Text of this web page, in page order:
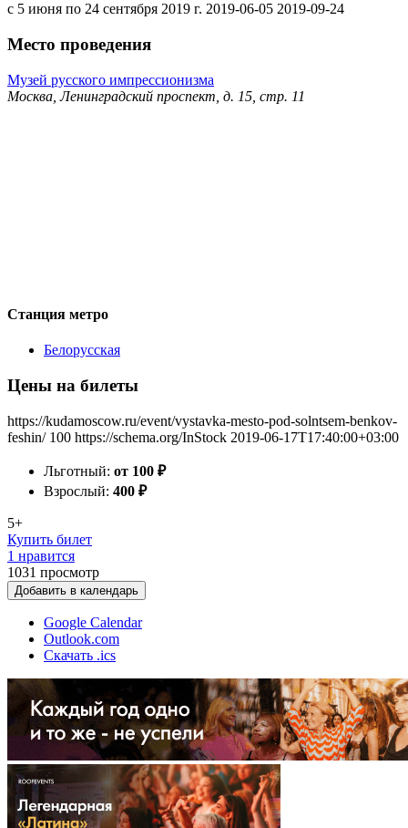
с 5 июня по 24 сентября 2019 г. 2019-06-05 2019-09-24
Место проведения
Музей русского импрессионизма
Москва, Ленинградский проспект, д. 15, стр. 11
Станция метро
Белорусская
Цены на билеты
https://kudamoscow.ru/event/vystavka-mesto-pod-solntsem-benkov-
feshin/ 100 https://schema.org/InStock 2019-06-17T17:40:00+03:00
Льготный: от 100 ₽
Взрослый: 400 ₽
5+
Купить билет
1 нравится
1031 просмотр
Добавить в календарь
Google Calendar
Outlook.com
Скачать .ics